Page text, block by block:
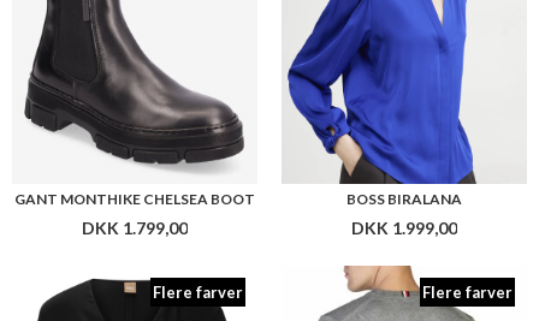
GANT MONTHIKE CHELSEA BOOT
DKK 1.799,00
BOSS BIRALANA
DKK 1.999,00
Flere farver Flere farver